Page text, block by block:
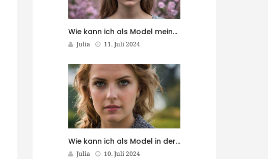
Wie kann ich als Model meine Reiseleidenschaft mit meiner Karriere verbinden?
Julia 11. Juli 2024
Wie kann ich als Model in der Werbebranche erfolgreich sein?
Julia 10. Juli 2024